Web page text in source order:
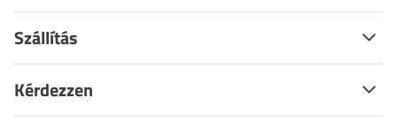
Szállítás
Kérdezzen